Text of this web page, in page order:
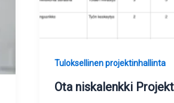
Tuloksellinen projektinhallinta
Ota niskalenkki